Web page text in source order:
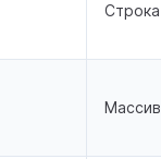
Строка
Массив